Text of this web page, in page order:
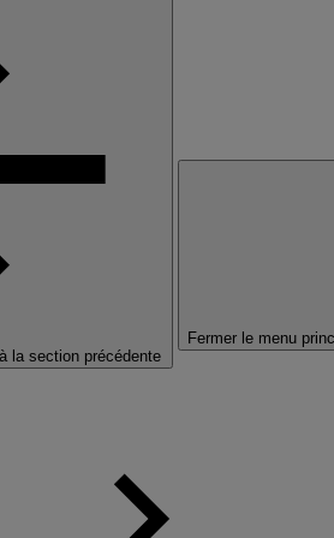
la section précédente
Fermer le menu